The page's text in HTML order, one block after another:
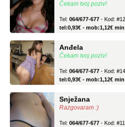
tel:0,93€ - mob:1,12€ min
Čekam tvoj poziv!
tel:0,93€ - mob:1,12€ min
Razgovaram :)
tel:0,93€ - mob:1,12€ min